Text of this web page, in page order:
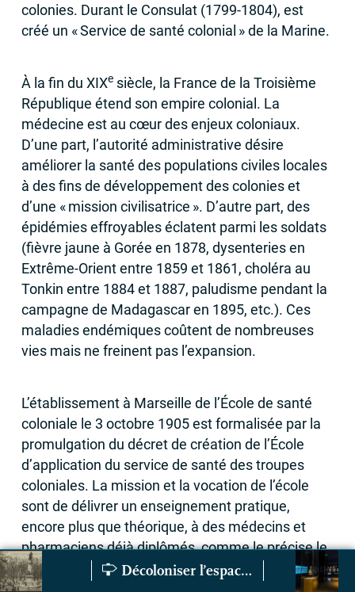
colonies. Durant le Consulat (1799-1804), est
créé un «Service de santé colonial » de la Marine.
À la fin du XIXesiècle, la France de la Troisième
République étend son empire colonial. La
médecine est au cœur des enjeux coloniaux.
D’une part, l’autorité administrative désire
améliorer la santé des populations civiles locales
à des fins de développement des colonies et
d’une « mission civilisatrice ». D’autre part, des
épidémies effroyables éclatent parmi les soldats
(fièvre jaune à Gorée en 1878, dysenteries en
Extrême-Orient entre 1859 et 1861, choléra au
Tonkin entre 1884 et 1887, paludisme pendant la
campagne de Madagascar en 1895, etc.). Ces
maladies endémiques coûtent de nombreuses
vies mais ne freinent pas l’expansion.
L’établissement à Marseille de l’École de santé
coloniale le 3 octobre 1905 est formalisée par la
promulgation du décret de création de l’École
d’application du service de santé des troupes
coloniales. La mission et la vocation de l’école
sont de délivrer un enseignement pratique,
encore plus que théorique, à des médecins et
pharmaciens déjà diplômés, comme le précise le
décret du 3 octobre 1905. Il s’agit de "donner aux
médecins et pharmaciens aides-major de
Décoloniser l’espace public et le patrimoine
Le monument des Mobiles, une polyphonie mémorielle
Représenter